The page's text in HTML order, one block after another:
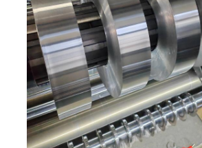
ламинированная алюминиевая
Алюминиевые сотовые панели
Алюминиевый сот